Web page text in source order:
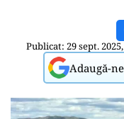
Publicat: 29 sept.
Adaugă-